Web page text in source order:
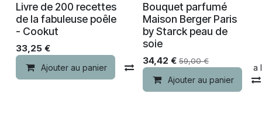
Livre de 200 recettes
de la fabuleuse poêle
- Cookut
33,25 €
Ajouter au panier Comparer Ajouter à la
-30% de remise
Bouquet parfumé
Maison Berger Paris
by Starck peau de
soie
34,42 € 59,00€
Ajouter au panier